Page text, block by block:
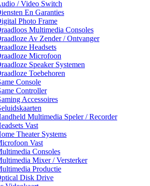
/ Video Switch
En Garanties
Photo Frame
Multimedia Consoles
Av Zender / Ontvanger
Headsets
Microfoon
Speaker Systemen
Toebehoren
Console
Controller
Accessoires
Multimedia Speler / Recorder
Vast
Theater Systems
Vast
Consoles
Mixer / Versterker
Productie
Disk Drive